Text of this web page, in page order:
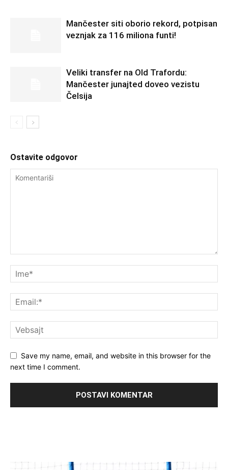
Mančester siti oborio rekord, potpisan
veznjak za 116 miliona funti!
Veliki transfer na Old Trafordu:
Mančester junajted doveo vezistu
Čelsija
Ostavite odgovor
Save my name, email, and website in this browser for the
next time I comment.